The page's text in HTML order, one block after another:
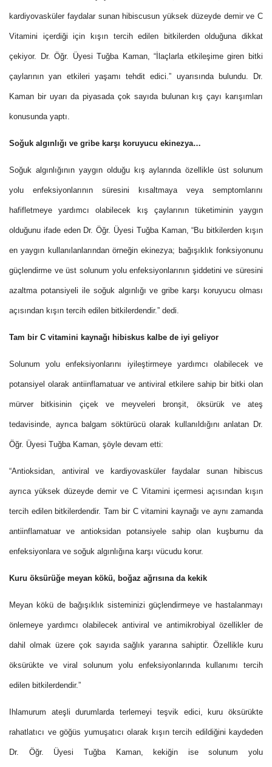
kardiyovasküler faydalar sunan hibiscusun yüksek düzeyde demir ve C
Vitamini içerdiği için kışın tercih edilen bitkilerden olduğuna dikkat
çekiyor. Dr. Öğr. Üyesi Tuğba Kaman, “İlaçlarla etkileşime giren bitki
çaylarının yan etkileri yaşamı tehdit edici.” uyarısında bulundu. Dr.
Kaman bir uyarı da piyasada çok sayıda bulunan kış çayı karışımları
konusunda yaptı.
Soğuk algınlığı ve gribe karşı koruyucu ekinezya…
Soğuk algınlığının yaygın olduğu kış aylarında özellikle üst solunum
yolu enfeksiyonlarının süresini kısaltmaya veya semptomlarını
hafifletmeye yardımcı olabilecek kış çaylarının tüketiminin yaygın
olduğunu ifade eden Dr. Öğr. Üyesi Tuğba Kaman, “Bu bitkilerden kışın
en yaygın kullanılanlarından örneğin ekinezya; bağışıklık fonksiyonunu
güçlendirme ve üst solunum yolu enfeksiyonlarının şiddetini ve süresini
azaltma potansiyeli ile soğuk algınlığı ve gribe karşı koruyucu olması
açısından kışın tercih edilen bitkilerdendir.” dedi.
Tam bir C vitamini kaynağı hibiskus kalbe de iyi geliyor
Solunum yolu enfeksiyonlarını iyileştirmeye yardımcı olabilecek ve
potansiyel olarak antiinflamatuar ve antiviral etkilere sahip bir bitki olan
mürver bitkisinin çiçek ve meyveleri bronşit, öksürük ve ateş
tedavisinde, ayrıca balgam söktürücü olarak kullanıldığını anlatan Dr.
Öğr. Üyesi Tuğba Kaman, şöyle devam etti:
“Antioksidan, antiviral ve kardiyovasküler faydalar sunan hibiscus
ayrıca yüksek düzeyde demir ve C Vitamini içermesi açısından kışın
tercih edilen bitkilerdendir. Tam bir C vitamini kaynağı ve aynı zamanda
antiinflamatuar ve antioksidan potansiyele sahip olan kuşburnu da
enfeksiyonlara ve soğuk algınlığına karşı vücudu korur.
Kuru öksürüğe meyan kökü, boğaz ağrısına da kekik
Meyan kökü de bağışıklık sisteminizi güçlendirmeye ve hastalanmayı
önlemeye yardımcı olabilecek antiviral ve antimikrobiyal özellikler de
dahil olmak üzere çok sayıda sağlık yararına sahiptir. Özellikle kuru
öksürükte ve viral solunum yolu enfeksiyonlarında kullanımı tercih
edilen bitkilerdendir.”
Ihlamurum ateşli durumlarda terlemeyi teşvik edici, kuru öksürükte
rahatlatıcı ve göğüs yumuşatıcı olarak kışın tercih edildiğini kaydeden
Dr. Öğr. Üyesi Tuğba Kaman, kekiğin isesolunum yolu